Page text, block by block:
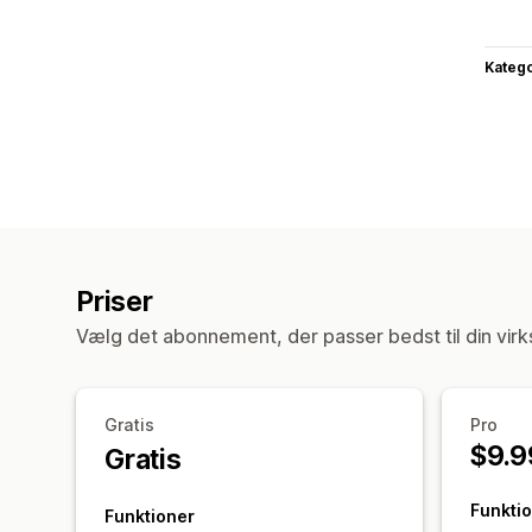
Priser
Vælg det abonnement, der passer bedst til din
Gratis
Gratis
Funktioner
Pro